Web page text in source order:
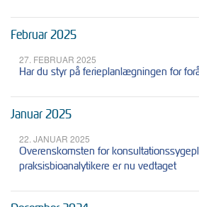
Februar 2025
27. FEBRUAR 2025
Har du styr på ferieplanlægningen for
Januar 2025
22. JANUAR 2025
Overenskomsten for
praksisbioanalytikere er nu vedtaget